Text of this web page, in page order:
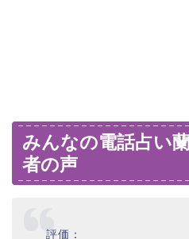
みんなの電話占い
者の声
評価：